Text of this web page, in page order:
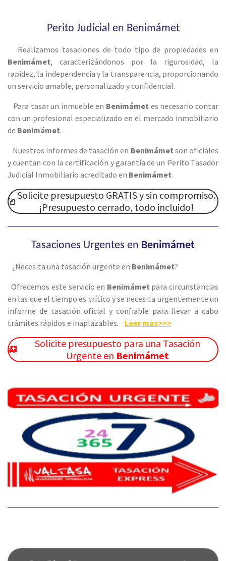
Perito Judicial en Benimámet
Realizamos tasaciones de todo tipo de propiedades en
Benimámet, caracterizándonos por la rigurosidad, la
rapidez, la independencia y la transparencia, proporcionando
un servicio amable, personalizado y confidencial.
Para tasar un inmueble en Benimámet es necesario contar
con un profesional especializado en el mercado inmobiliario
de Benimámet.
Nuestros informes de tasación en Benimámet son oficiales
y cuentan con la certificación y garantía de un Perito Tasador
Judicial Inmobiliario acreditado en Benimámet.
Solicite presupuesto GRATIS y sin compromiso.
¡Presupuesto cerrado, todo incluido!
Tasaciones Urgentes en Benimámet
¿Necesita una tasación urgente en Benimámet?
Ofrecemos este servicio en Benimámet para circunstancias
en las que el tiempo es crítico y se necesita urgentemente un
informe de tasación oficial y confiable para llevar a cabo
trámites rápidos e inaplazables. Leer mas>>>
Solicite presupuesto para una Tasación
Urgente en Benimámet